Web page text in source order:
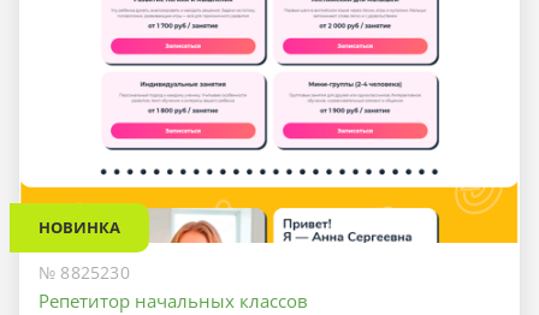
НОВИНКА
№ 8825230
Репетитор начальных классов